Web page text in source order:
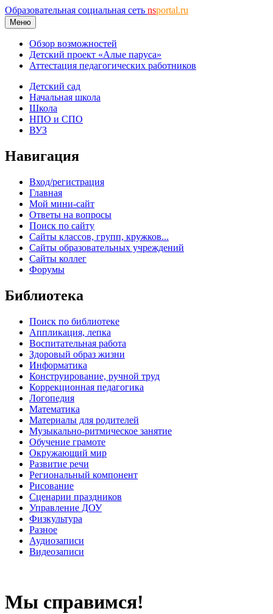
Образовательная социальная сеть nsportal.ru
Меню
Обзор возможностей
Детский проект «Алые паруса»
Аттестация педагогических работников
Детский сад
Начальная школа
Школа
НПО и СПО
ВУЗ
Навигация
Вход/регистрация
Главная
Мой мини-сайт
Ответы на вопросы
Поиск по сайту
Сайты классов, групп, кружков...
Сайты образовательных учреждений
Сайты коллег
Форумы
Библиотека
Поиск по библиотеке
Аппликация, лепка
Воспитательная работа
Здоровый образ жизни
Информатика
Конструирование, ручной труд
Коррекционная педагогика
Логопедия
Математика
Материалы для родителей
Музыкально-ритмическое занятие
Обучение грамоте
Окружающий мир
Развитие речи
Региональный компонент
Рисование
Сценарии праздников
Управление ДОУ
Физкультура
Разное
Аудиозаписи
Видеозаписи
Мы справимся!